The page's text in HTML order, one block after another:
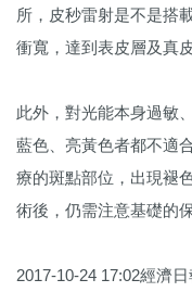
所，皮秒雷射是不是搭
衝寬，達到表皮層及真
此外，對光能本身過敏
藍色、亮黃色者都不適
療的斑點部位，出現褪
術後，仍需注意基礎的
2017-10-24 17:02經濟